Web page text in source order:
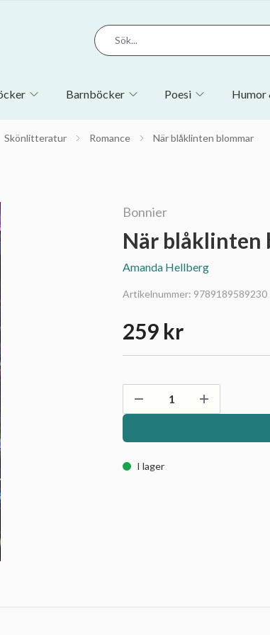
Barnböcker Poesi Humor
Skönlitteratur Romance När blåklinten blommar
Bonnier
När blåklinten
Amanda Hellberg
Artikelnummer: 9789189589230
259 kr
I lager